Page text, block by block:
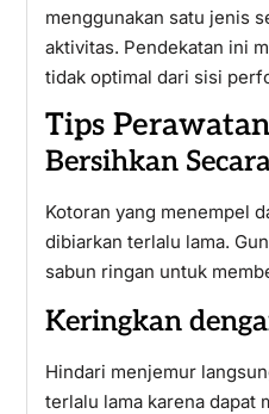
menggunakan satu jenis
aktivitas. Pendekatan ini
tidak optimal dari sisi
Tips
Bersihkan
Kotoran yang menempel
dibiarkan terlalu lama.
sabun ringan untuk
Keringkan
Hindari menjemur
terlalu lama karena dapat